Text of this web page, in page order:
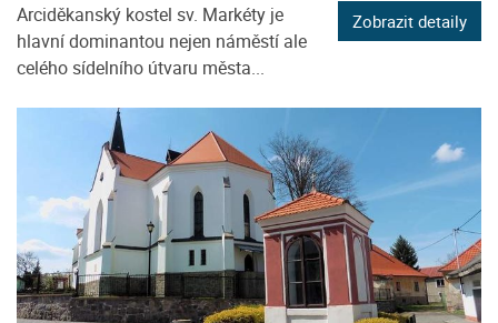
Arciděkanský kostel sv. Markéty je
hlavní dominantou nejen náměstí ale
celého sídelního útvaru města...
Zobrazit detaily